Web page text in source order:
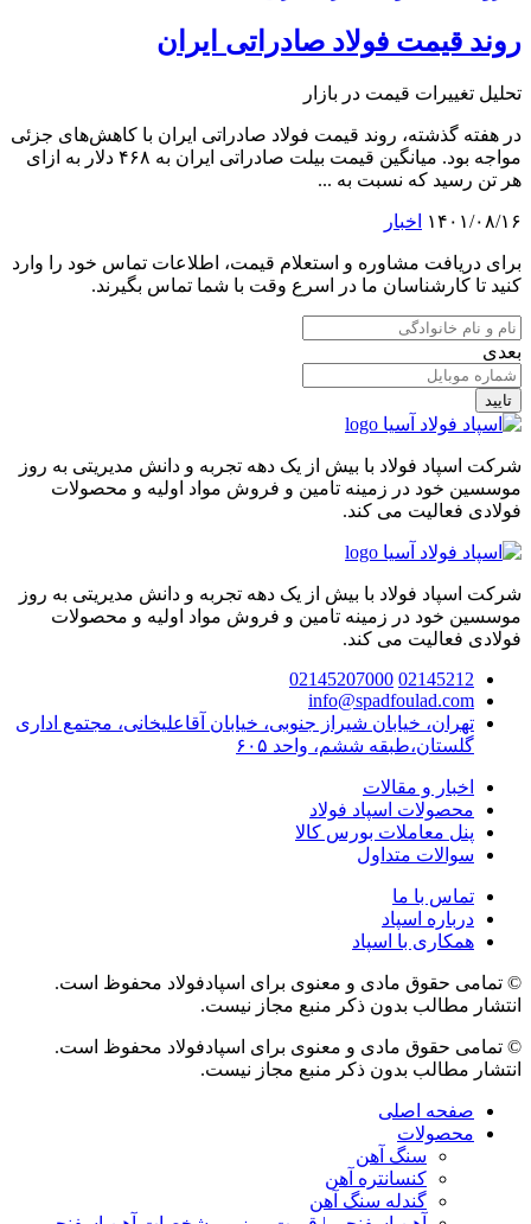
روند قیمت فولاد صادراتی ایران
تحلیل تغییرات قیمت در بازار
در هفته گذشته، روند قیمت فولاد صادراتی ایران با کاهش‌های جزئی
مواجه بود. میانگین قیمت بیلت صادراتی ایران به ۴۶۸ دلار به ازای
هر تن رسید که نسبت به ...
۱۴۰۱/۰۸/۱۶ اخبار
برای دریافت مشاوره و استعلام قیمت، اطلاعات تماس خود را وارد
کنید تا کارشناسان ما در اسرع وقت با شما تماس بگیرند.
بعدی
تایید
شرکت اسپاد فولاد با بیش از یک دهه تجربه و دانش مدیریتی به روز
موسسین خود در زمینه تامین و فروش مواد اولیه و محصولات
فولادی فعالیت می کند.
شرکت اسپاد فولاد با بیش از یک دهه تجربه و دانش مدیریتی به روز
موسسین خود در زمینه تامین و فروش مواد اولیه و محصولات
فولادی فعالیت می کند.
02145212
02145207000
info@spadfoulad.com
تهران، خیابان شیراز جنوبی، خیابان آقاعلیخانی، مجتمع اداری
گلستان،طبقه ششم، واحد ۶۰۵
اخبار و مقالات
محصولات اسپاد فولاد
پنل معاملات بورس کالا
سوالات متداول
تماس با ما
درباره اسپاد
همکاری با اسپاد
© تمامی حقوق مادی و معنوی برای اسپادفولاد محفوظ است.
انتشار مطالب بدون ذکر منبع مجاز نیست.
© تمامی حقوق مادی و معنوی برای اسپادفولاد محفوظ است.
انتشار مطالب بدون ذکر منبع مجاز نیست.
صفحه اصلی
محصولات
سنگ آهن
کنسانتره آهن
گندله سنگ آهن